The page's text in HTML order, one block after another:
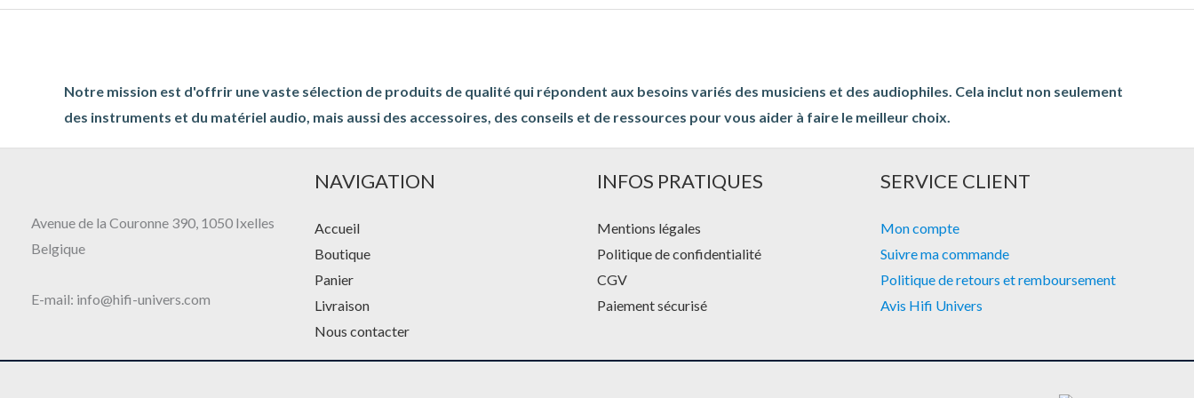
Notre mission est d'offrir une vaste sélection de produits de qualité qui répondent aux besoins variés des musiciens et des audiophiles. Cela inclut non seulement
des instruments et du matériel audio, mais aussi des accessoires, des conseils et de ressources pour vous aider à faire le meilleur choix.
Avenue de la Couronne 390, 1050 Ixelles
Belgique
E-mail: info@hifi-univers.com
NAVIGATION
Accueil
Boutique
Panier
Livraison
Nous contacter
INFOS PRATIQUES
Mentions légales
Politique de confidentialité
CGV
Paiement sécurisé
SERVICE CLIENT
Mon compte
Suivre ma commande
Politique de retours et remboursement
Avis Hifi Univers